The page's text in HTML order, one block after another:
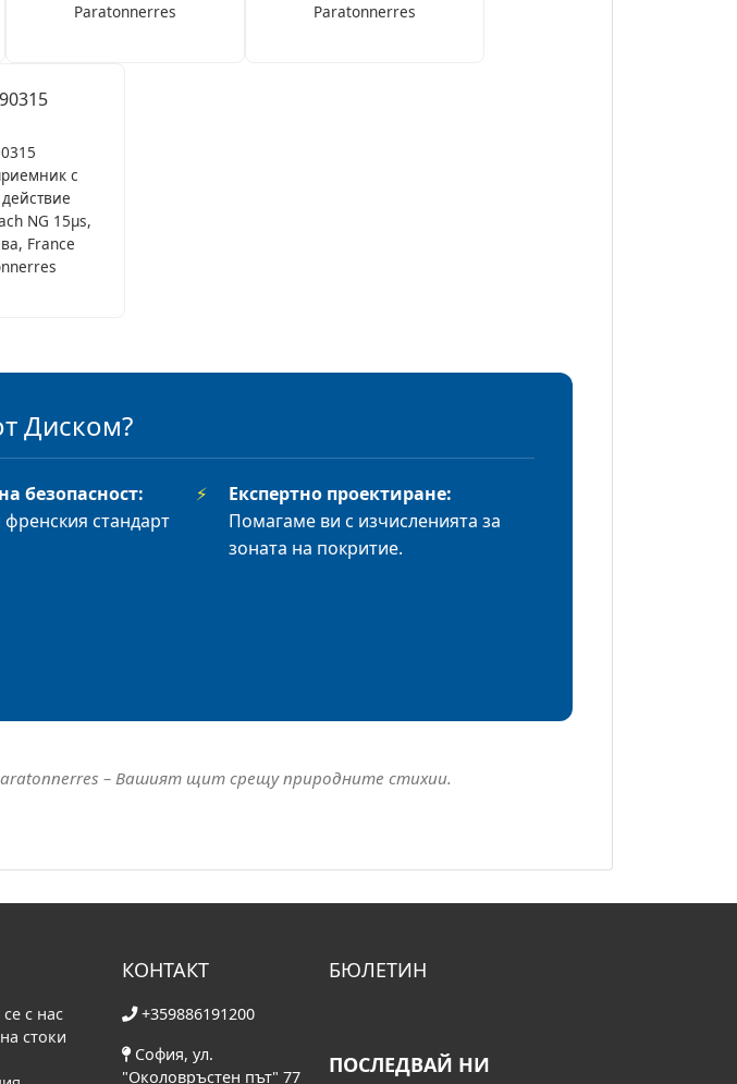
Paratonnerres
Paratonnerres
с
NG 15µs,
France
Диском?
безопасност:
френския стандарт
⚡
Експертно проектиране:
Помагаме ви с изчисленията за
зоната на покритие.
– Вашият щит срещу природните стихии.
с нас
стоки
КОНТАКТ
+359886191200
София, ул.
"Околовръстен път" 77
БЮЛЕТИН
ПОСЛЕДВАЙ НИ